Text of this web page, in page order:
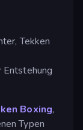
Tekken
Entstehung
Boxing,
Typen